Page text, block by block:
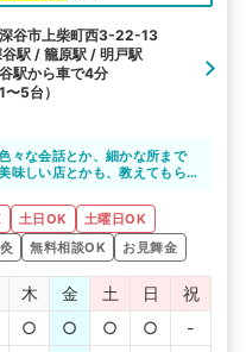
谷市上柴町西3-22-13
駅 / 籠原駅 / 明戸駅
駅から車で4分
5台）
々な会話とか、細かな所まで
味しい店とかも、教えてもら
土日OK
土曜日OK
無料相談OK お見舞金
木 金 土 日
祝
○ ○ ○ ○
-